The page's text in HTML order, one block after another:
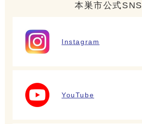
本巣市公式SNS
Instagram
YouTube